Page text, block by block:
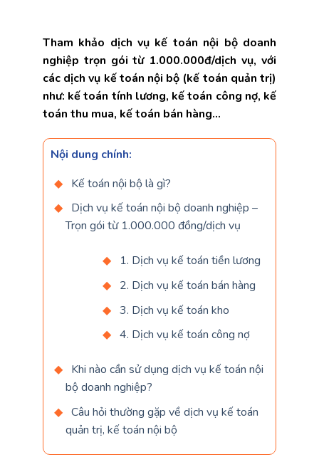
Tham khảo dịch vụ kế toán nội bộ doanh
nghiệp trọn gói từ 1.000.000đ/dịch vụ, với
các dịch vụ kế toán nội bộ (kế toán quản trị)
như: kế toán tính lương, kế toán công nợ, kế
toán thu mua, kế toán bán hàng…
Nội dung chính:
Kế toán nội bộ là gì?
Dịch vụ kế toán nội bộ doanh nghiệp –
Trọn gói từ 1.000.000 đồng/dịch vụ
1. Dịch vụ kế toán tiền lương
2. Dịch vụ kế toán bán hàng
3. Dịch vụ kế toán kho
4. Dịch vụ kế toán công nợ
Khi nào cần sử dụng dịch vụ kế toán nội
bộ doanh nghiệp?
Câu hỏi thường gặp về dịch vụ kế toán
quản trị, kế toán nội bộ